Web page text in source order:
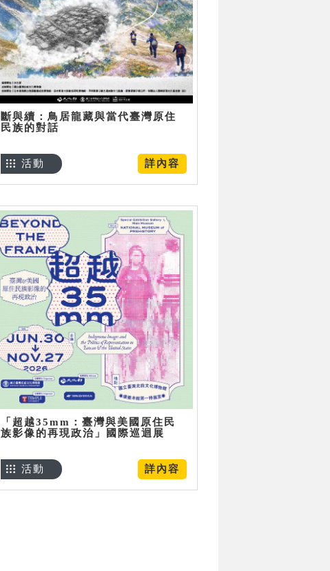
斷與續：鳥居龍藏與當代臺灣原住
民族的對話
詳內容
活動
「超越35mm：臺灣與美國原住民
族影像的再現政治」國際巡迴展
詳內容
活動